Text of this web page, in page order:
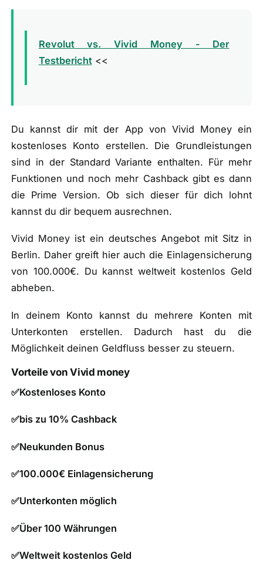
Revolut vs. Vivid Money - Der
Testbericht<<
Du kannst dir mit der App von Vivid Money ein
kostenloses Konto erstellen. Die Grundleistungen
sind in der Standard Variante enthalten. Für mehr
Funktionen und noch mehr Cashback gibt es dann
die Prime Version. Ob sich dieser für dich lohnt
kannst du dir bequem ausrechnen.
Vivid Money ist ein deutsches Angebot mit Sitz in
Berlin. Daher greift hier auch die Einlagensicherung
von 100.000€. Du kannst weltweit kostenlos Geld
abheben.
In deinem Konto kannst du mehrere Konten mit
Unterkonten erstellen. Dadurch hast du die
Möglichkeit deinen Geldfluss besser zu steuern.
Vorteile von Vivid money
✅Kostenloses Konto
✅bis zu 10% Cashback
✅Neukunden Bonus
✅100.000€ Einlagensicherung
✅Unterkonten möglich
✅Über 100 Währungen
✅Weltweit kostenlos Geld